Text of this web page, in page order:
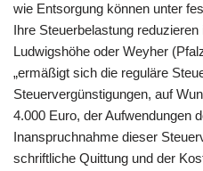
wie Entsorgung können unter
Ihre Steuerbelastung
Ludwigshöhe oder Weyher
„ermäßigt sich die reguläre
Steuervergünstigungen, auf
4.000 Euro, der Aufwendungen
Inanspruchnahme dieser
schriftliche Quittung und der